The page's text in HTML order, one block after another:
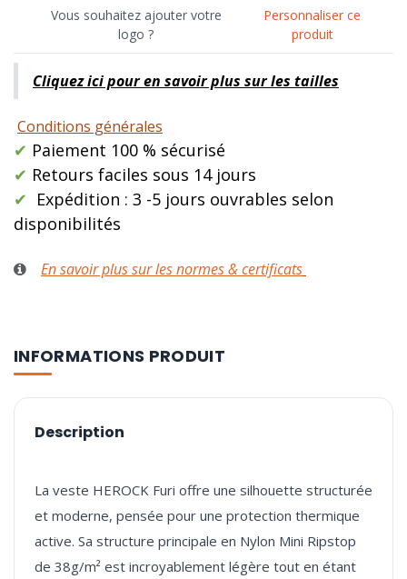
Vous souhaitez ajouter votre
logo ?
Personnaliser ce
produit
Cliquez ici pour en savoir plus sur les tailles
Conditions générales
✔ Paiement 100 % sécurisé
✔ Retours faciles sous 14 jours
✔ Expédition : 3 -5 jours ouvrables selon
disponibilités
En savoir plus sur les normes & certificats
INFORMATIONS PRODUIT
Description
La veste HEROCK Furi offre une silhouette structurée
et moderne, pensée pour une protection thermique
active. Sa structure principale en Nylon Mini Ripstop
de 38g/m² est incroyablement légère tout en étant